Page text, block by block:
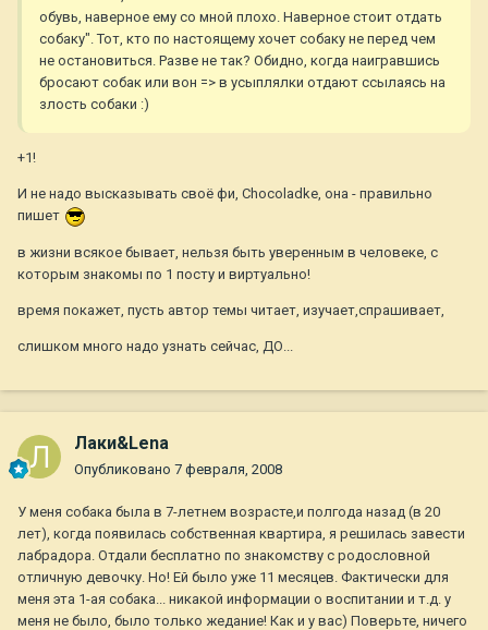
обувь, наверное ему со мной плохо. Наверное стоит отдать
собаку". Тот, кто по настоящему хочет собаку не перед чем
не остановиться. Разве не так? Обидно, когда наигравшись
бросают собак или вон => в усыплялки отдают ссылаясь на
злость собаки :)
+1!
И не надо высказывать своё фи, Chocoladkе, она - правильно
пишет
в жизни всякое бывает, нельзя быть уверенным в человеке, с
которым знакомы по 1 посту и виртуально!
время покажет, пусть автор темы читает, изучает,спрашивает,
слишком много надо узнать сейчас, ДО...
Лаки&Lena
Опубликовано 7 февраля, 2008
У меня собака была в 7-летнем возрасте,и полгода назад (в 20
лет), когда появилась собственная квартира, я решилась завести
лабрадора. Отдали бесплатно по знакомству с родословной
отличную девочку. Но! Ей было уже 11 месяцев. Фактически для
меня эта 1-ая собака... никакой информации о воспитании и т.д. у
меня не было, было только жедание! Как и у вас) Поверьте, ничего